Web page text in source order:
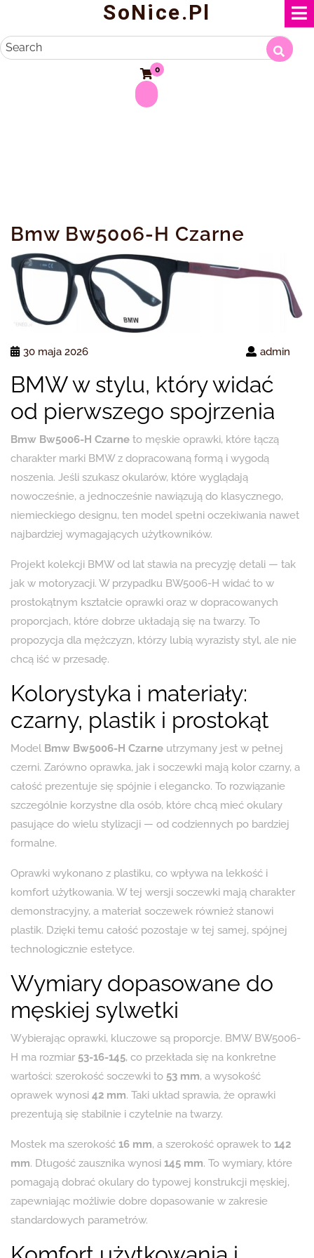
content
SoNice.pl
Search
0
Bmw Bw5006-H Czarne
30 maja 2026 admin
BMW w stylu, który widać
od pierwszego spojrzenia
Bmw Bw5006-H Czarne to męskie oprawki, które łączą
charakter marki BMW z dopracowaną formą i wygodą
noszenia. Jeśli szukasz okularów, które wyglądają
nowocześnie, a jednocześnie nawiązują do klasycznego,
niemieckiego designu, ten model spełni oczekiwania nawet
najbardziej wymagających użytkowników.
Projekt kolekcji BMW od lat stawia na precyzję detali — tak
jak w motoryzacji. W przypadku BW5006-H widać to w
prostokątnym kształcie oprawki oraz w dopracowanych
proporcjach, które dobrze układają się na twarzy. To
propozycja dla mężczyzn, którzy lubią wyrazisty styl, ale nie
chcą iść w przesadę.
Kolorystyka i materiały:
czarny, plastik i prostokąt
Model Bmw Bw5006-H Czarne utrzymany jest w pełnej
czerni. Zarówno oprawka, jak i soczewki mają kolor czarny, a
całość prezentuje się spójnie i elegancko. To rozwiązanie
szczególnie korzystne dla osób, które chcą mieć okulary
pasujące do wielu stylizacji — od codziennych po bardziej
formalne.
Oprawki wykonano z plastiku, co wpływa na lekkość i
komfort użytkowania. W tej wersji soczewki mają charakter
demonstracyjny, a materiał soczewek również stanowi
plastik. Dzięki temu całość pozostaje w tej samej, spójnej
technologicznie estetyce.
Wymiary dopasowane do
męskiej sylwetki
Wybierając oprawki, kluczowe są proporcje. BMW BW5006-
H ma rozmiar 53-16-145, co przekłada się na konkretne
wartości: szerokość soczewki to 53 mm, a wysokość
oprawek wynosi 42 mm. Taki układ sprawia, że oprawki
prezentują się stabilnie i czytelnie na twarzy.
Mostek ma szerokość 16 mm, a szerokość oprawek to 142
mm. Długość zausznika wynosi 145 mm. To wymiary, które
pomagają dobrać okulary do typowej konstrukcji męskiej,
zapewniając możliwie dobre dopasowanie w zakresie
standardowych parametrów.